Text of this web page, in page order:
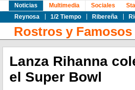
Noticias
Reynosa
1/2 Tiempo Ribereña
Multimedia Sociales
Rostros y Famosos
Lanza Rihanna
el Super Bowl